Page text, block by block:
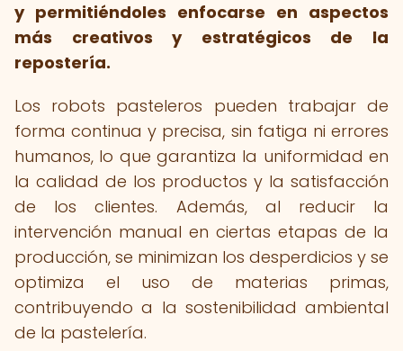
y permitiéndoles enfocarse en aspectos
más creativos y estratégicos de la
repostería.
Los robots pasteleros pueden trabajar de
forma continua y precisa, sin fatiga ni errores
humanos, lo que garantiza la uniformidad en
la calidad de los productos y la satisfacción
de los clientes. Además, al reducir la
intervención manual en ciertas etapas de la
producción, se minimizan los desperdicios y se
optimiza el uso de materias primas,
contribuyendo a la sostenibilidad ambiental
de la pastelería.